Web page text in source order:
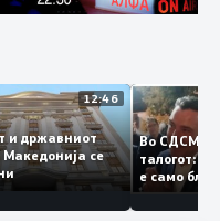
12:46
и државниот
Македонија се
Во СДСМ
е само
копија
Заев